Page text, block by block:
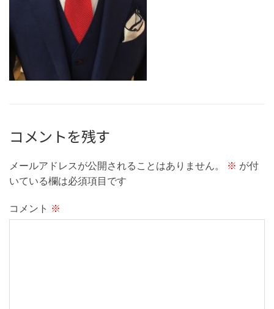
コメントを残す
メールアドレスが公開されることはありません。 ※ が付
いている欄は必須項目です
コメント ※